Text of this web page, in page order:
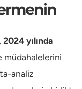
2024 yılında
müdahalelerini
analiz